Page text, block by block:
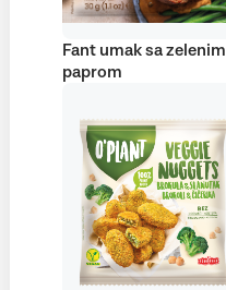
Fant umak sa zelenim
paprom